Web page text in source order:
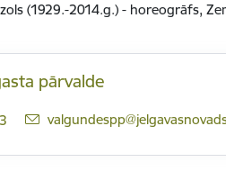
(1929.-2014.g.) - horeogrāfs,
pārvalde
E-pasts: